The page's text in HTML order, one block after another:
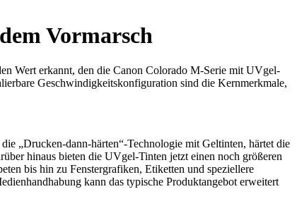
Vormarsch
Wert erkannt, den die Canon Colorado M-Serie mit UVgel-
Geschwindigkeitskonfiguration sind die Kernmerkmale,
„Drucken-dann-härten“-Technologie mit Geltinten, härtet die
hinaus bieten die UVgel-Tinten jetzt einen noch größeren
bis hin zu Fenstergrafiken, Etiketten und speziellere
kann das typische Produktangebot erweitert